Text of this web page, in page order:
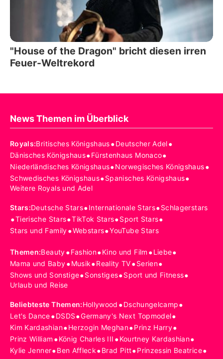
"House of the Dragon" bricht diesen irren
Feuer-Weltrekord
News Themen im Überblick
Royals:Britisches Königshaus•Deutscher Adel•
Dänisches Königshaus•Fürstenhaus Monaco•
Niederländisches Königshaus•Norwegisches Königshaus•
Schwedisches Königshaus•Spanisches Königshaus•
Weitere Royals und Adel
Stars:Deutsche Stars•Internationale Stars•Schlagerstars
•Tierische Stars•TikTok Stars•Sport Stars•
Stars und Family•Webstars•YouTube Stars
Themen:Beauty•Fashion•Kino und Film •Liebe•
Mama und Baby•Musik•Reality TV•Serien•
Shows und Sonstige•Sonstiges•Sport und Fitness•
Urlaub und Reise
Beliebteste Themen:Hollywood •Dschungelcamp•
Let's Dance•DSDS•Germany's Next Topmodel•
Kim Kardashian•Herzogin Meghan•Prinz Harry•
Prinz William •König Charles III •Kourtney Kardashian•
Kylie Jenner•Ben Affleck•Brad Pitt•Prinzessin Beatrice•